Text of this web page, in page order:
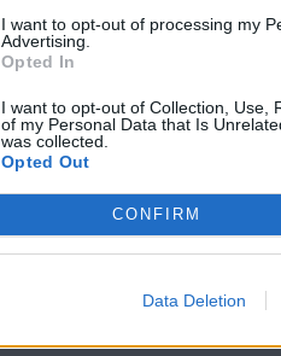
I want to opt-out of processing my
Advertising.
Opted In
I want to opt-out of Collection, Use,
of my Personal Data that Is
was collected.
Opted Out
CONFIRM
Data Deletion